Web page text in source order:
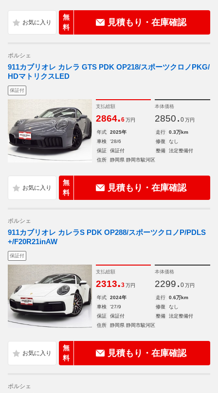
無
料
見積もり・在庫確認
ポルシェ
911カブリオレ カレラ GTS PDK OP218/スポーツクロノPKG/
HDマトリクスLED
保証付
支払総額
2864.6 万円
本体価格
2850. 0 万円
年式 2025年 走行
0.3万km
車検
'28/6 修復
なし
保証
保証付 整備
法定整備付
住所
静岡県 静岡市駿河区
無
料
見積もり・在庫確認
ポルシェ
911カブリオレ カレラS PDK OP288/スポーツクロノP/PDLS
+/F20R21inAW
保証付
支払総額
2313.3 万円
本体価格
2299. 0 万円
年式 2024年 走行
0.6万km
車検
'27/9 修復
なし
保証
保証付 整備
法定整備付
住所
静岡県 静岡市駿河区
無
料
見積もり・在庫確認
ポルシェ